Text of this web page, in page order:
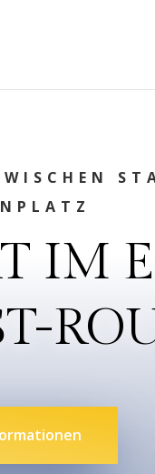
IM